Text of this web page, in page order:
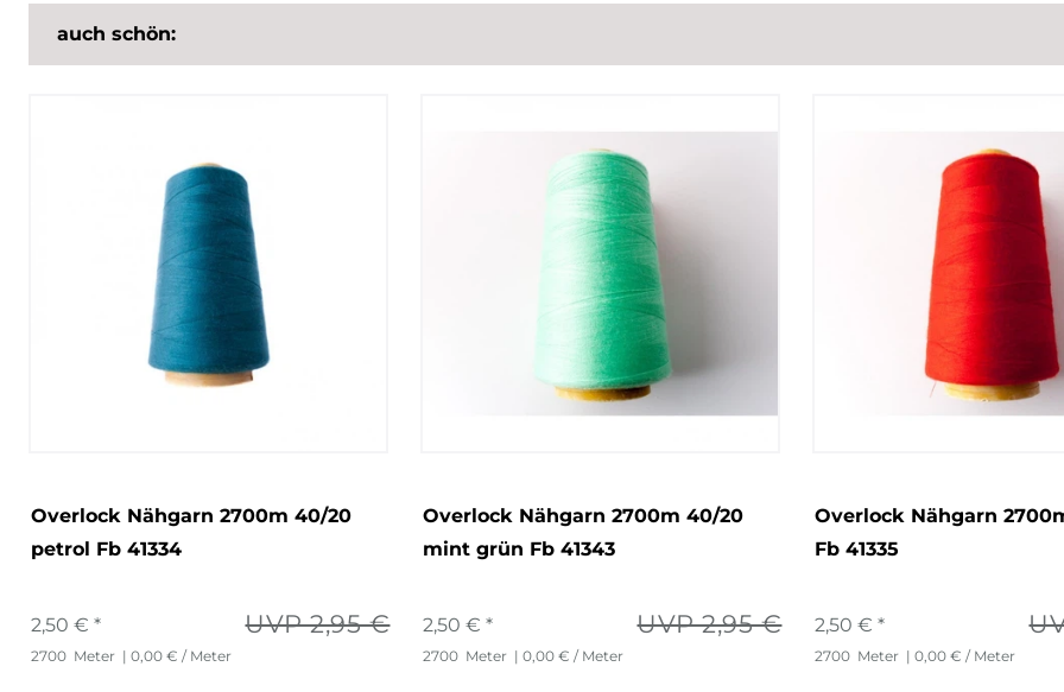
auch schön:
Overlock Nähgarn 2700m 40/20
petrol Fb 41334
UVP 2,95 €
2,50 € *
2700 Meter | 0,00 € / Meter
Overlock Nähgarn 2700m 40/20
mint grün Fb 41343
UVP 2,95 €
2,50 € *
2700 Meter | 0,00 € / Meter
Overlock Nähgarn
Fb 41335
2,50 € *
2700 Meter | 0,00 € / Meter